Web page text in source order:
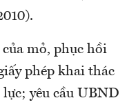
mỏ, phục hồi
phép khai thác
yêu cầu UBND